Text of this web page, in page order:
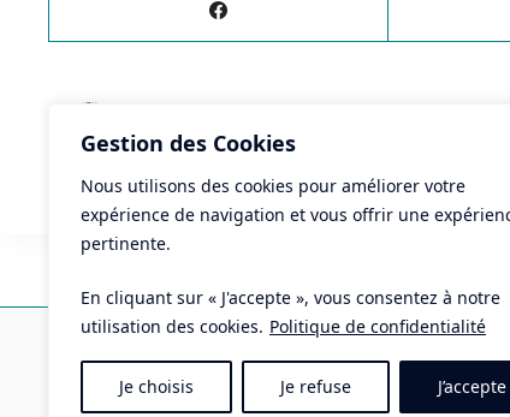
Gestion des Cookies
Nous utilisons des cookies pour améliorer votre
expérience de navigation et vous offrir une
pertinente.
En cliquant sur « J'accepte », vous consentez à notre
utilisation des cookies. Politique de confidentialité
Je choisis Je refuse J’accepte
ÉVÈNEMENT PRÉCÉDENT
Ciné-pitchoun : Chouette un jeu d'enfant